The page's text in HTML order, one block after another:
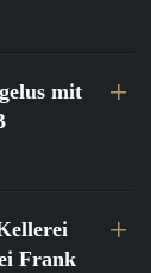
mit
Frank